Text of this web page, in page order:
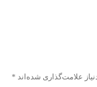
علامت‌گذاری شده‌اند *